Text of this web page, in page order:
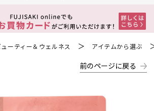
ューティー＆ウェルネス ＞ アイテムから選ぶ
前のページに戻る